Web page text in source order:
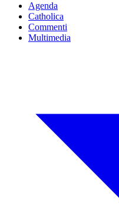
Agenda
Catholica
Commenti
Multimedia